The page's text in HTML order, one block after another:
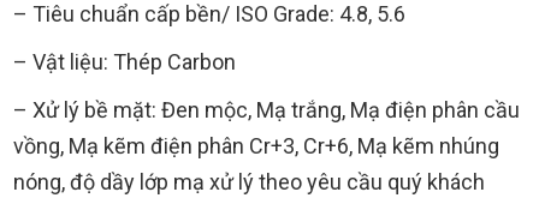
– Tiêu chuẩn cấp bền/ ISO Grade: 4.8, 5.6
– Vật liệu: Thép Carbon
– Xử lý bề mặt: Đen mộc, Mạ trắng, Mạ điện phân cầu
vồng, Mạ kẽm điện phân Cr+3, Cr+6, Mạ kẽm nhúng
nóng, độ dầy lớp mạ xử lý theo yêu cầu quý khách